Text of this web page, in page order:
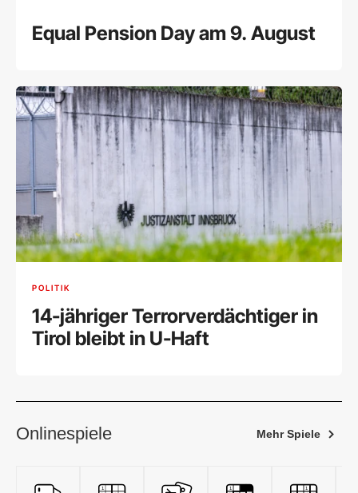
Equal Pension Day am 9. August
POLITIK
14-jähriger Terrorverdächtiger in
Tirol bleibt in U-Haft
Onlinespiele Mehr Spiele